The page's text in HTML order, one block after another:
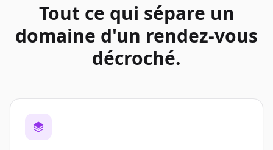
Tout ce qui sépare un
domaine d'un rendez-vous
décroché.